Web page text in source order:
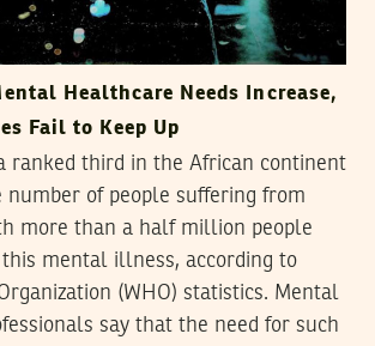
Healthcare Needs Increase,
Fail to Keep Up
ranked third in the African continent
number of people suffering from
more than a half million people
mental illness, according to
(WHO) statistics. Mental
say that the need for such